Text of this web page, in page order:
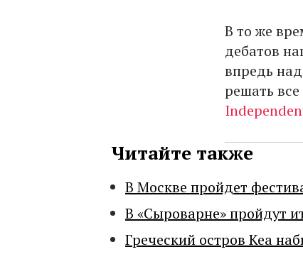
В то же
дебатов
впредь
решать
Читайте также
В Москве пройдет
В «Сыроварне» пройдут
Греческий остров Кеа